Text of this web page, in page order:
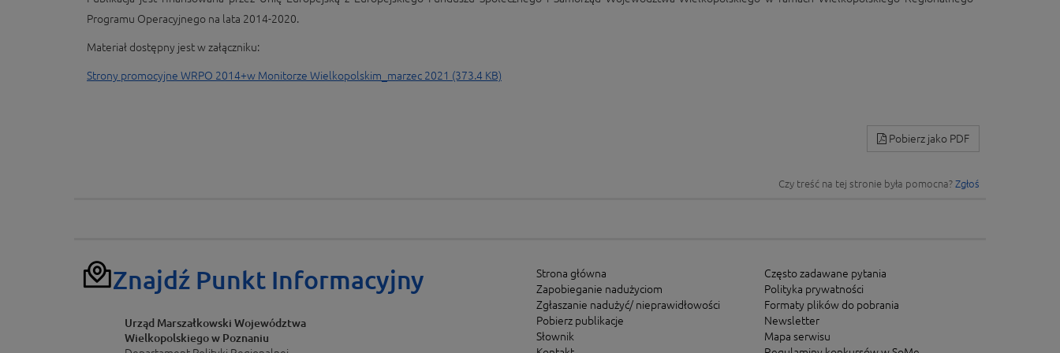
Programu Operacyjnego na lata 2014-2020.
Materiał dostępny jest w załączniku:
Strony promocyjne WRPO 2014+w Monitorze Wielkopolskim_marzec 2021 (373.4 KB)
Pobierz jako PDF
Czy treść na tej stronie była pomocna? Zgłoś
Znajdź Punkt Informacyjny
Urząd Marszałkowski Województwa
Wielkopolskiego w Poznaniu
Strona główna
Zapobieganie nadużyciom
Zgłaszanie nadużyć/ nieprawidłowości
Pobierz publikacje
Słownik
Często zadawane pytania
Polityka prywatności
Formaty plików do pobrania
Newsletter
Mapa serwisu